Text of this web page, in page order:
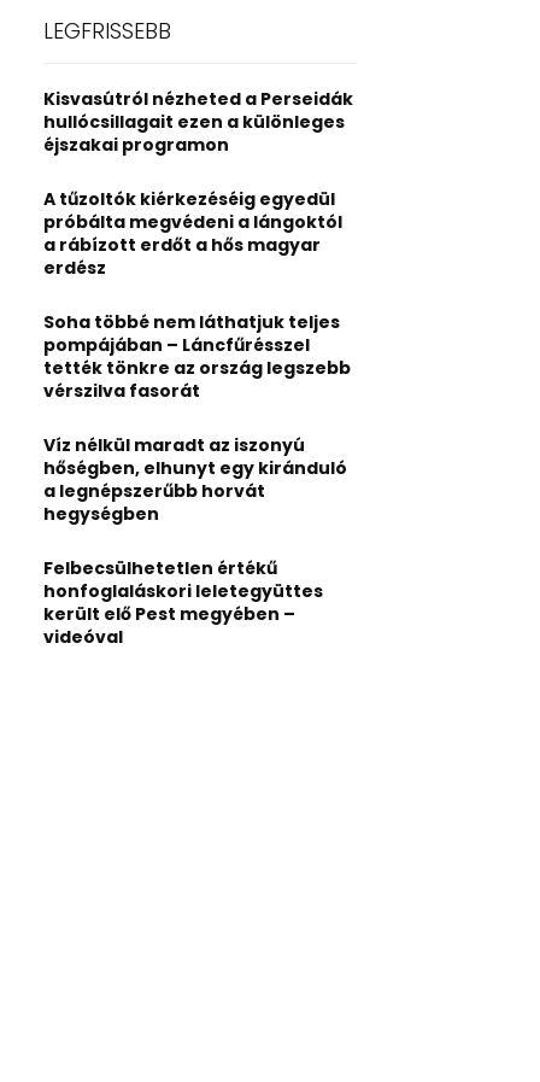
h
o
r
:
R
H
LEGFRISSEBB
Kisvasútról nézheted a Perseidák
hullócsillagait ezen a különleges
éjszakai programon
A tűzoltók kiérkezéséig egyedül
próbálta megvédeni a lángoktól
a rábízott erdőt a hős magyar
erdész
Soha többé nem láthatjuk teljes
pompájában – Láncfűrésszel
tették tönkre az ország legszebb
vérszilva fasorát
Víz nélkül maradt az iszonyú
hőségben, elhunyt egy kiránduló
a legnépszerűbb horvát
hegységben
Felbecsülhetetlen értékű
honfoglaláskori leletegyüttes
került elő Pest megyében –
videóval